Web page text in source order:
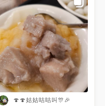
🍄🍄姑姑咕咕叫🎊🎉